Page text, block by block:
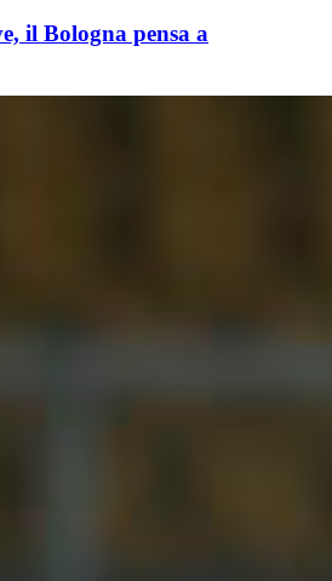
il Bologna pensa a